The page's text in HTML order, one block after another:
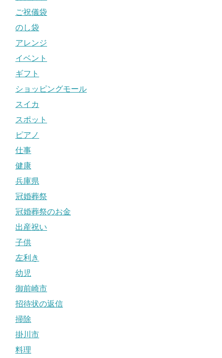
ご祝儀袋
のし袋
アレンジ
イベント
ギフト
ショッピングモール
スイカ
スポット
ピアノ
仕事
健康
兵庫県
冠婚葬祭
冠婚葬祭のお金
出産祝い
子供
左利き
幼児
御前崎市
招待状の返信
掃除
掛川市
料理